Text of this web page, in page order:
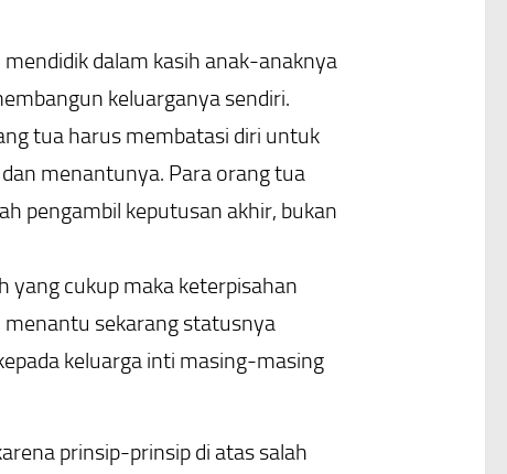
dalam kasih anak-anaknya
keluarganya sendiri.
tua harus membatasi diri untuk
menantunya. Para orang tua
pengambil keputusan akhir, bukan
yang cukup maka keterpisahan
menantu sekarang statusnya
keluarga inti masing-masing
prinsip-prinsip di atas salah